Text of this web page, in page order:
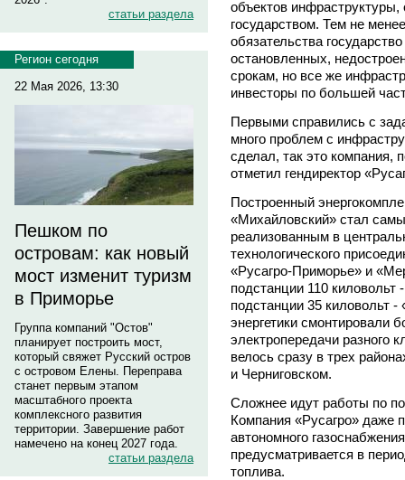
статьи раздела
Регион сегодня
22 Мая 2026, 13:30
Пешком по
островам: как новый
мост изменит туризм
в Приморье
Группа компаний "Остов"
планирует построить мост,
который свяжет Русский остров
с островом Елены. Переправа
станет первым этапом
масштабного проекта
комплексного развития
территории. Завершение работ
намечено на конец 2027 года.
статьи раздела
объектов
государством. Тем не
обязательства
остановленных,
срокам, но все же
инвесторы по большей
Первыми справились с
много проблем с
сделал, так это компания,
отметил гендиректор
Построенный
«Михайловский» стал
реализованным в
технологического
«Русагро-Приморье» и
подстанции 110
подстанции 35 киловольт
энергетики смонтировали
электропередачи разного
велось сразу в трех
и Черниговском.
Сложнее идут работы по
Компания «Русагро» даже
автономного
предусматривается в
топлива.